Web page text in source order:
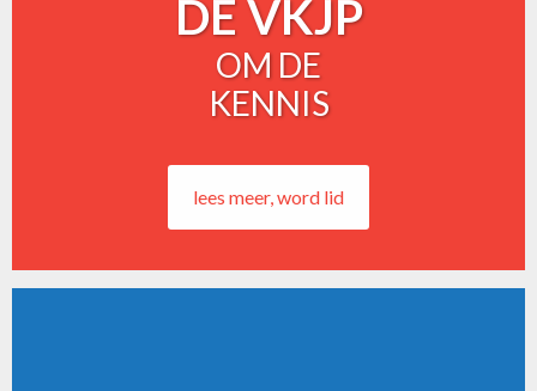
DE VKJP
OM DE
KENNIS
lees meer, word lid